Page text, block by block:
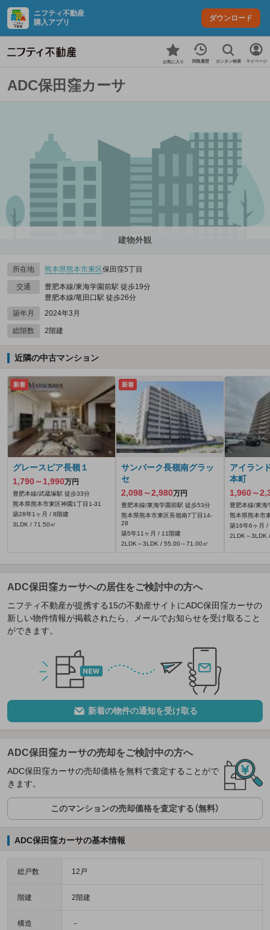
ニフティ不動産
購入アプリ
ダウンロード
お気に入り 閲覧履歴 カンタン検索 マイページ
ADC保田窪カーサ
建物外観
所在地 熊本県熊本市東区保田窪5丁目
交通
豊肥本線/東海学園前駅 徒歩19分
豊肥本線/竜田口駅 徒歩26分
築年月
2024年3月
総階数 2階建
近隣の中古マンション
新着
グレースピア長嶺１
1,790～1,990万円
豊肥本線/武蔵塚駅 徒歩33分
熊本県熊本市東区神園1丁目1-31
築28年1ヶ月 / 8階建
3LDK / 71.50㎡
新着
サンパーク長嶺南グラッ
セ
2,098～2,980万円
豊肥本線/東海学園前駅 徒歩53分
熊本県熊本市東区長嶺南7丁目14-
28
築5年11ヶ月 / 11階建
2LDK～3LDK / 55.00～71.00㎡
アイラン
本町
1,960～
豊肥本線/東海
熊本県熊本市
築16年6ヶ月 /
2LDK～3LDK
ADC保田窪カーサへの居住をご検討中の方へ
ニフティ不動産が提携する15の不動産サイトにADC保田窪カーサの
新しい物件情報が掲載されたら、メールでお知らせを受け取ること
ができます。
新着の物件の通知を受け取る
ADC保田窪カーサの売却をご検討中の方へ
ADC保田窪カーサの売却価格を無料で査定することがで
きます。
このマンションの売却価格を査定する（無料）
ADC保田窪カーサの基本情報
総戸数 12戸
階建 2階建
構造 －